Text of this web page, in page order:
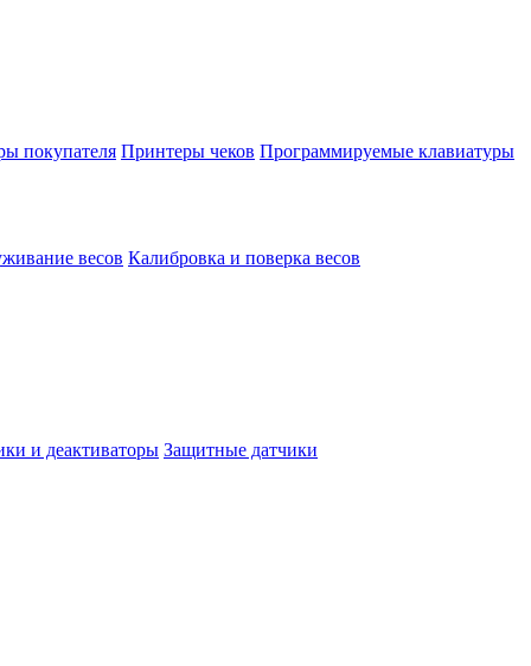
покупателя Принтеры чеков Программируемые клавиатуры
весов Калибровка и поверка весов
и деактиваторы Защитные датчики